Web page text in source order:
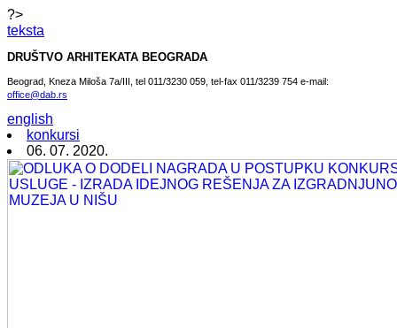
?>
teksta
DRUŠTVO ARHITEKATA BEOGRADA
Beograd, Kneza Miloša 7a/III, tel 011/3230 059, tel-fax 011/3239 754 e-mail:
office@dab.rs
english
konkursi
06. 07. 2020.